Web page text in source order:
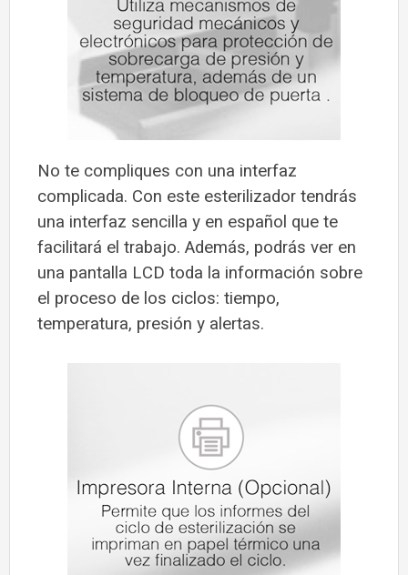
No te compliques con una interfaz
complicada. Con este esterilizador tendrás
una interfaz sencilla y en español que te
facilitará el trabajo. Además, podrás ver en
una pantalla LCD toda la información sobre
el proceso de los ciclos: tiempo,
temperatura, presión y alertas.